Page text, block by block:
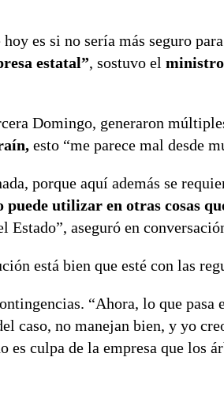
es si no sería más seguro
estatal”, sostuvo el ministro
Domingo, generaron
esto “me parece mal desde
porque aquí además se
utilizar en otras cosas
aseguró en
está bien que esté con las
“Ahora, lo que pasa
caso, no manejan bien, y yo
es culpa de la empresa que los